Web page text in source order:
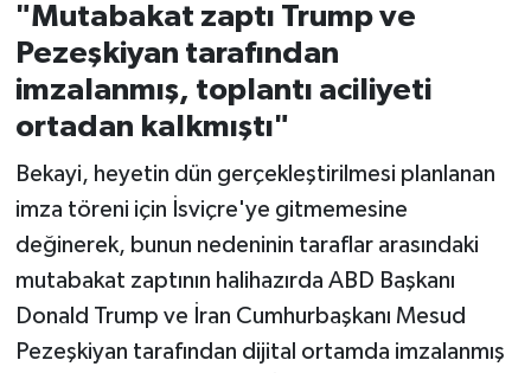
"Mutabakat zaptı Trump ve
Pezeşkiyan tarafından
imzalanmış, toplantı aciliyeti
ortadan kalkmıştı"
Bekayi, heyetin dün gerçekleştirilmesi planlanan
imza töreni için İsviçre'ye gitmemesine
değinerek, bunun nedeninin taraflar arasındaki
mutabakat zaptının halihazırda ABD Başkanı
Donald Trump ve İran Cumhurbaşkanı Mesud
Pezeşkiyan tarafından dijital ortamda imzalanmış